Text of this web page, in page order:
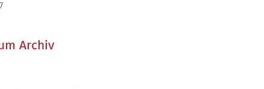
Archiv